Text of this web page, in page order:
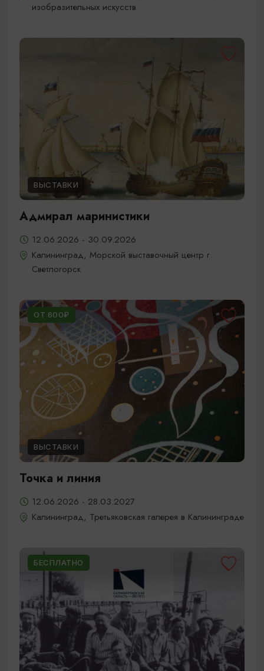
изобразительных искусств
ВЫСТАВКИ
Адмирал маринистики
12.06.2026 - 30.09.2026
Калининград, Морской выставочный центр г.
Светлогорск
ОТ 600₽
ВЫСТАВКИ
Точка и линия
12.06.2026 - 28.03.2027
Калининград, Третьяковская галерея в Калининграде
БЕСПЛАТНО